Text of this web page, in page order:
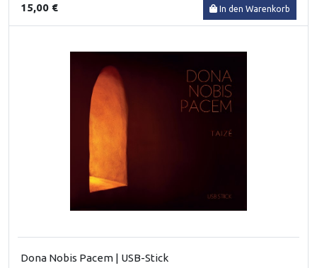
15,00 € In den Warenkorb
Dona Nobis Pacem | USB-Stick